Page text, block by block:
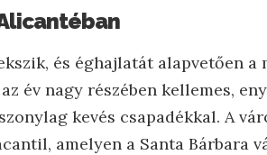
és éghajlatát alapvetően a
év nagy részében kellemes,
kevés csapadékkal. A
amelyen a Santa Bárbara